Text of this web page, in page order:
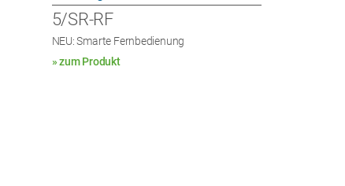
5/SR-RF
NEU: Smarte Fernbedienung
» zum Produkt